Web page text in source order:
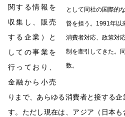
として同社の国際的
督を担う。1991年以
消費者対応、政策対
制を牽引してきた。
数。
関する情報を
収集し、販売
する企業）と
しての事業を
行っており、
金融から小売
りまで、あらゆる消費者と接する
す。ただし現在は、アジア（日本